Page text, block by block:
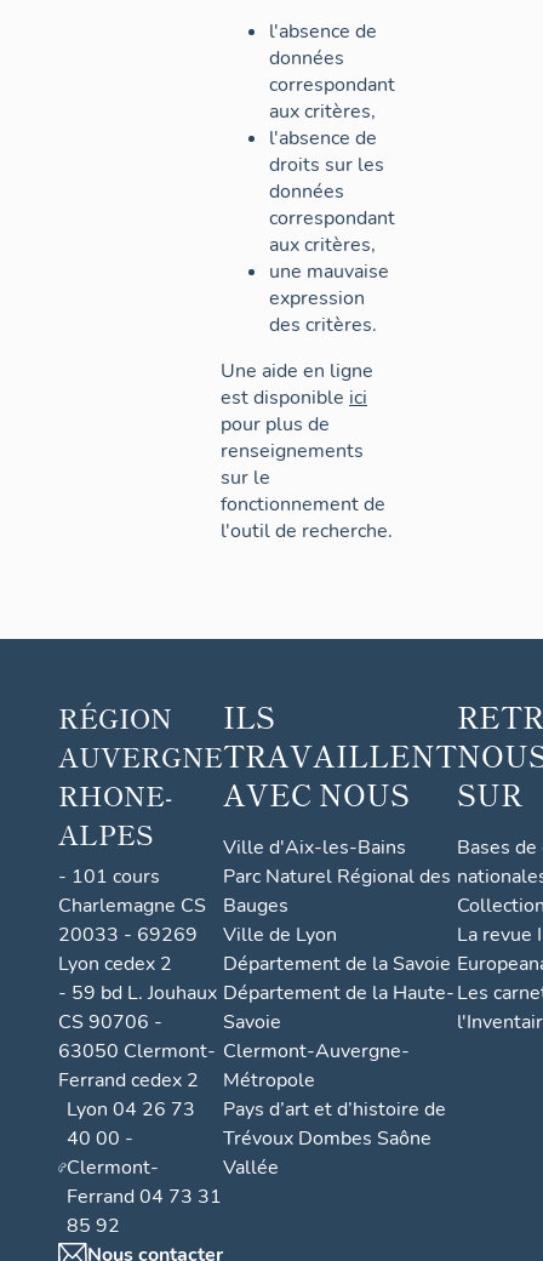
l'absence de
données
correspondant
aux critères,
l'absence de
droits sur les
données
correspondant
aux critères,
une mauvaise
expression
des critères.
Une aide en ligne
est disponible ici
pour plus de
renseignements
sur le
fonctionnement de
l'outil de recherche.
RÉGION
AUVERGNE
RHONE-
ALPES
- 101 cours
Charlemagne CS
20033 - 69269
Lyon cedex 2
- 59 bd L. Jouhaux
CS 90706 -
63050 Clermont-
Ferrand cedex 2
Lyon 04 26 73
40 00 -
Clermont-
Ferrand 04 73 31
85 92
Nous contacter
ILS
TRAVAILLENT
AVEC NOUS
Ville d'Aix-les-Bains
Parc Naturel Régional des
Bauges
Ville de Lyon
Département de la Savoie
Département de la Haute-
Savoie
Clermont-Auvergne-
Métropole
Pays d’art et d’histoire de
Trévoux Dombes Saône
Vallée
SUR
Bases
La revue
Les